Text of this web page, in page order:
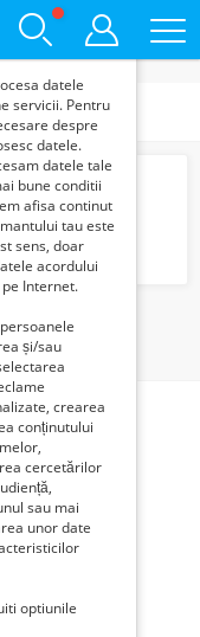
rara
aceste
pe site-ul
datele
servicii. Pentru
despre
datele.
datele tale
bune conditii
afisa continut
tau este
sens, doar
acordului
Internet.
și/sau
crearea
conținutului
cercetărilor
sau mai
unor date
optiunile